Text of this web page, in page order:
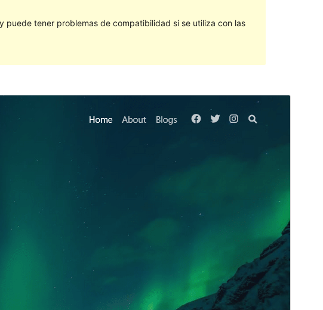
puede tener problemas de compatibilidad si se utiliza con las
Vista previa
Versión
Última actualización
Instalaciones activas
Versión de PHP
Página de inicio del tema